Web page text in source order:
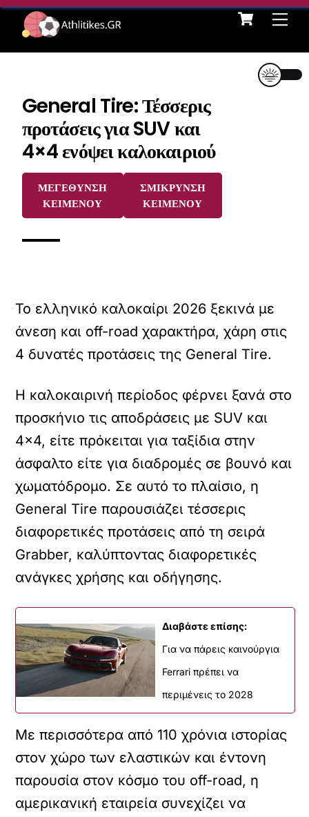
Skip
content
Cart
General Tire: Τέσσερις
προτάσεις για SUV και
4×4 ενόψει καλοκαιριού
ΜΕΓΕΘΥΝΣΗ
ΚΕΙΜΕΝΟΥ
ΣΜΙΚΡΥΝΣΗ
ΚΕΙΜΕΝΟΥ
Το ελληνικό καλοκαίρι 2026 ξεκινά με
άνεση και off-road χαρακτήρα, χάρη στις
4 δυνατές προτάσεις της General Tire.
Η καλοκαιρινή περίοδος φέρνει ξανά στο
προσκήνιο τις αποδράσεις με SUV και
4×4, είτε πρόκειται για ταξίδια στην
άσφαλτο είτε για διαδρομές σε βουνό και
χωματόδρομο. Σε αυτό το πλαίσιο, η
General Tire παρουσιάζει τέσσερις
διαφορετικές προτάσεις από τη σειρά
Grabber, καλύπτοντας διαφορετικές
ανάγκες χρήσης και οδήγησης.
Διαβάστε επίσης:
Για να πάρεις καινούργια
Ferrari πρέπει να
περιμένεις το 2028
Με περισσότερα από 110 χρόνια ιστορίας
στον χώρο των ελαστικών και έντονη
παρουσία στον κόσμο του off-road, η
αμερικανική εταιρεία συνεχίζει να